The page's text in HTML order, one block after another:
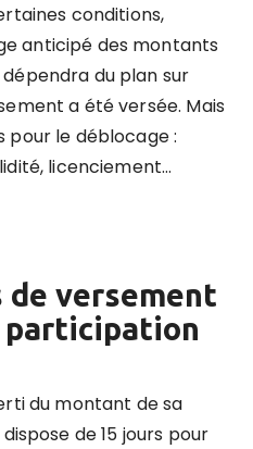
conditions,
anticipé des montants
du plan sur
a été versée. Mais
pour le déblocage :
licenciement…
de versement
participation
du montant de sa
de 15 jours pour